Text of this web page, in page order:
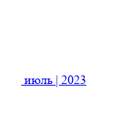
июль | 2023